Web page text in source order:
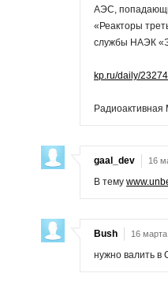
АЭС,
«Реакторы
службы НАЭК
kp.ru/daily/
Радиоактивная
gaal_dev 16
В тему
Bush 16
нужно валить в